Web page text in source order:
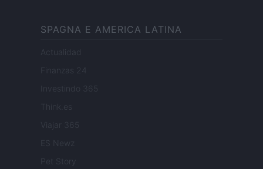
SPAGNA E AMERICA LATINA
Actualidad
Finanzas 24
Investindo 365
Think.es
Viajar 365
ES Newz
Pet Story